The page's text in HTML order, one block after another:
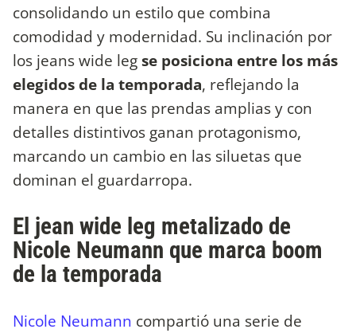
consolidando un estilo que combina
comodidad y modernidad. Su inclinación por
los jeans wide legse posiciona entre los más
elegidos de la temporada, reflejando la
manera en que las prendas amplias y con
detalles distintivos ganan protagonismo,
marcando un cambio en las siluetas que
dominan el guardarropa.
El jean wide leg metalizado de
Nicole Neumann que marca boom
de la temporada
Nicole Neumann compartió una serie de